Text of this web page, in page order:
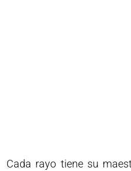
Cada rayo tiene su